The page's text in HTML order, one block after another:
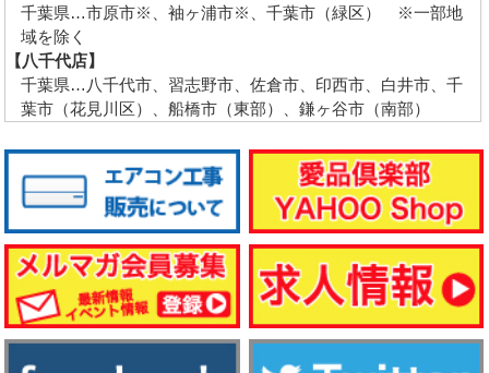
千葉県…市原市※、袖ヶ浦市※、千葉市（緑区） ※一部地
域を除く
【八千代店】
千葉県…八千代市、習志野市、佐倉市、印西市、白井市、千
葉市（花見川区）、船橋市（東部）、鎌ヶ谷市（南部）